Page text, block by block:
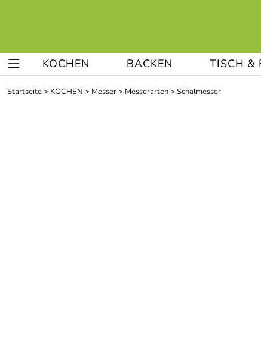
KOCHEN BACKEN TISCH &
Startseite> KOCHEN > Messer> Messerarten> Schälmesser